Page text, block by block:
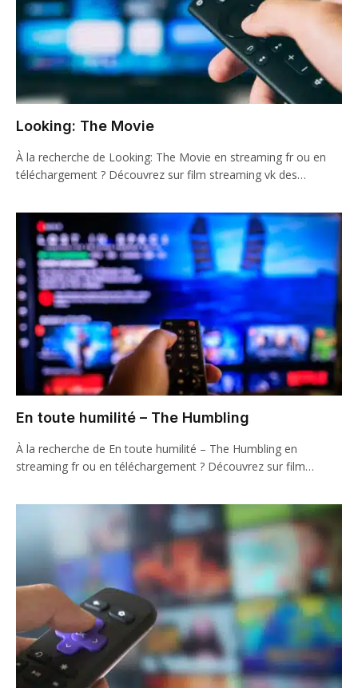
Looking: The Movie
À la recherche de Looking: The Movie en streaming fr ou en
téléchargement ? Découvrez sur film streaming vk des…
En toute humilité – The Humbling
À la recherche de En toute humilité – The Humbling en
streaming fr ou en téléchargement ? Découvrez sur film…